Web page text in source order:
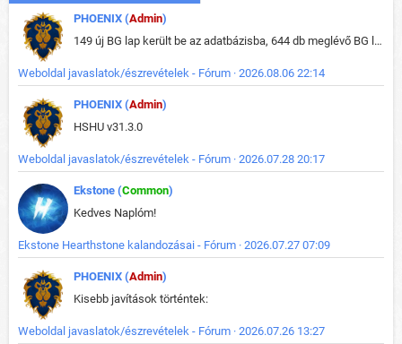
PHOENIX (Admin)
149 új BG lap került be az adatbázisba, 644 db meglévő BG lap módosult, bekerültek az új képek a megváltozott lapokhoz is.
Weboldal javaslatok/észrevételek - Fórum · 2026.08.06 22:14
PHOENIX (Admin)
HSHU v31.3.0
Weboldal javaslatok/észrevételek - Fórum · 2026.07.28 20:17
Ekstone (Common)
Kedves Naplóm!
Ekstone Hearthstone kalandozásai - Fórum · 2026.07.27 07:09
PHOENIX (Admin)
Kisebb javítások történtek:
Weboldal javaslatok/észrevételek - Fórum · 2026.07.26 13:27